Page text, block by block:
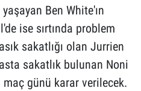
Ben White'ın
ise sırtında problem
sakatlığı olan Jurrien
sakatlık bulunan Noni
günü karar verilecek.